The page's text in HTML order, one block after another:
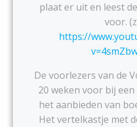
plaat er uit en leest
voor.
https://
De voorlezers van de
20 weken voor bij
het aanbieden van
Het vertelkastje met